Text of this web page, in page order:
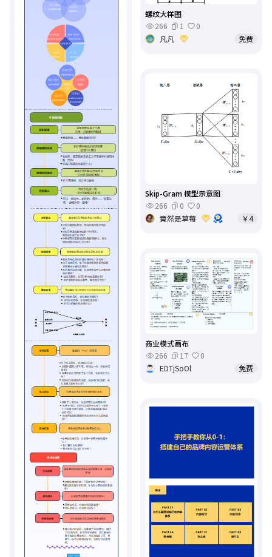
螺纹大样图
266
1
0
凡凡
免费
Skip-Gram 模型示意图
266
0
0
竟然是草莓
￥4
商业模式画布
266
17
0
EDTjSoOl
免费